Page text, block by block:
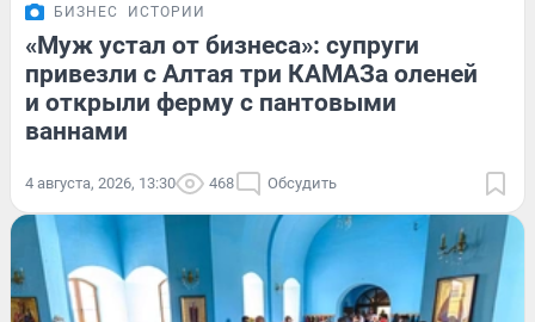
БИЗНЕС ИСТОРИИ
«Муж устал от бизнеса»: супруги
привезли с Алтая три КАМАЗа оленей
и открыли ферму с пантовыми
ваннами
4 августа, 2026, 13:30 468 Обсудить